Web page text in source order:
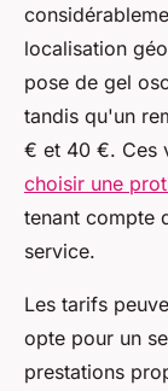
localisation
pose de gel
tandis qu'un
€ et 40 €. Ces
choisir une
tenant compte
service.
Les tarifs
opte pour un
prestations